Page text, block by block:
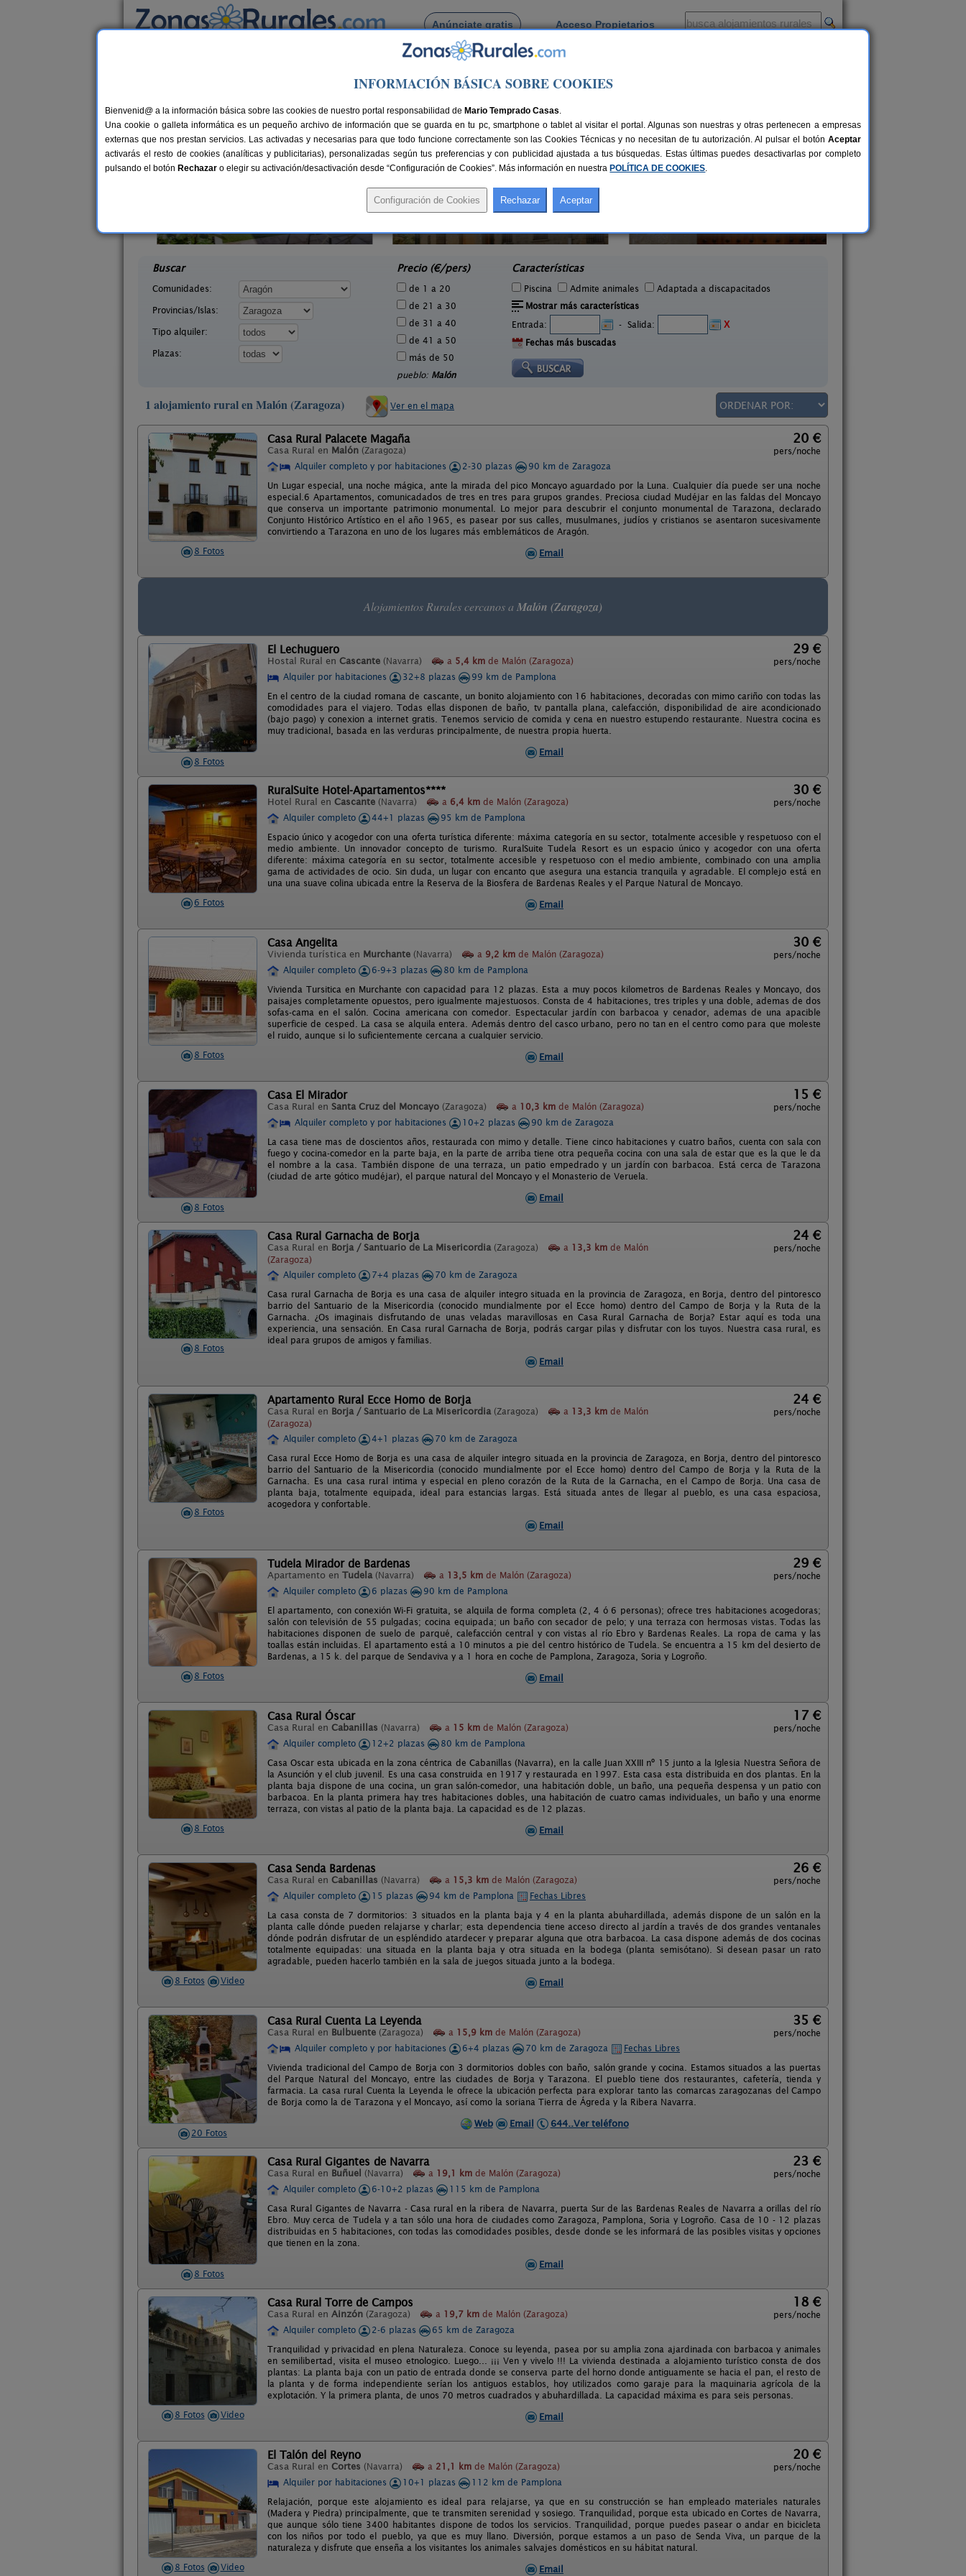
Anúnciate gratis Acceso Propietarios
Busca por pueblo
Casas Rurales en Malón
30 €
Casa La Iglesia
Buscar
Comunidades:
Provincias/Islas:
Tipo alquiler:
Plazas:
Precio (€/pers)
de 1 a 20
de 21 a 30
de 31 a 40
de 41 a 50
más de 50
pueblo: Malón
Características
Piscina Admite animales
Adaptada a discapacitados
Mostrar más características
Entrada:
- Salida:
X
Fechas más buscadas
1 alojamiento rural en Malón (Zaragoza) Ver en el mapa
8 Fotos
Casa Rural Palacete Magaña
Casa Rural en Malón (Zaragoza)
20 €
pers/noche
Alquiler completo y por habitaciones
2-30 plazas
90 km de Zaragoza
Un Lugar especial, una noche mágica, ante la mirada del pico Moncayo aguardado por la Luna. Cualquier día puede ser una noche
especial.6 Apartamentos, comunicadados de tres en tres para grupos grandes. Preciosa ciudad Mudéjar en las faldas del Moncayo
que conserva un importante patrimonio monumental. Lo mejor para descubrir el conjunto monumental de Tarazona, declarado
Conjunto Histórico Artístico en el año 1965, es pasear por sus calles, musulmanes, judíos y cristianos se asentaron sucesivamente
convirtiendo a Tarazona en uno de los lugares más emblemáticos de Aragón.
Email
Alojamientos Rurales cercanos a Malón (Zaragoza)
8 Fotos
El Lechuguero
Hostal Rural en Cascante (Navarra) a 5,4 km de Malón (Zaragoza)
29 €
pers/noche
Alquiler por habitaciones
32+8 plazas
99 km de Pamplona
En el centro de la ciudad romana de cascante, un bonito alojamiento con 16 habitaciones, decoradas con mimo cariño con todas las
comodidades para el viajero. Todas ellas disponen de baño, tv pantalla plana, calefacción, disponibilidad de aire acondicionado
(bajo pago) y conexion a internet gratis. Tenemos servicio de comida y cena en nuestro estupendo restaurante. Nuestra cocina es
muy tradicional, basada en las verduras principalmente, de nuestra propia huerta.
Email
6 Fotos
RuralSuite Hotel-Apartamentos****
Hotel Rural en Cascante (Navarra) a 6,4 km de Malón (Zaragoza)
30 €
pers/noche
Alquiler completo
44+1 plazas
95 km de Pamplona
Espacio único y acogedor con una oferta turística diferente: máxima categoría en su sector, totalmente accesible y respetuoso con el
medio ambiente. Un innovador concepto de turismo. RuralSuite Tudela Resort es un espacio único y acogedor con una oferta
diferente: máxima categoría en su sector, totalmente accesible y respetuoso con el medio ambiente, combinado con una amplia
gama de actividades de ocio. Sin duda, un lugar con encanto que asegura una estancia tranquila y agradable. El complejo está en
una una suave colina ubicada entre la Reserva de la Biosfera de Bardenas Reales y el Parque Natural de Moncayo.
Email
8 Fotos
Casa Angelita
Vivienda turística en Murchante (Navarra) a 9,2 km de Malón (Zaragoza)
30 €
pers/noche
Alquiler completo
6-9+3 plazas
80 km de Pamplona
Vivienda Tursitica en Murchante con capacidad para 12 plazas. Esta a muy pocos kilometros de Bardenas Reales y Moncayo, dos
paisajes completamente opuestos, pero igualmente majestuosos. Consta de 4 habitaciones, tres triples y una doble, ademas de dos
sofas-cama en el salón. Cocina americana con comedor. Espectacular jardín con barbacoa y cenador, ademas de una apacible
superficie de cesped. La casa se alquila entera. Además dentro del casco urbano, pero no tan en el centro como para que moleste
el ruido, aunque si lo suficientemente cercana a cualquier servicio.
Email
8 Fotos
Casa El Mirador
Casa Rural en Santa Cruz del Moncayo (Zaragoza) a 10,3 km de Malón (Zaragoza)
15 €
pers/noche
Alquiler completo y por habitaciones
10+2 plazas
90 km de Zaragoza
La casa tiene mas de doscientos años, restaurada con mimo y detalle. Tiene cinco habitaciones y cuatro baños, cuenta con sala con
fuego y cocina-comedor en la parte baja, en la parte de arriba tiene otra pequeña cocina con una sala de estar que es la que le da
el nombre a la casa. También dispone de una terraza, un patio empedrado y un jardín con barbacoa. Está cerca de Tarazona
(ciudad de arte gótico mudéjar), el parque natural del Moncayo y el Monasterio de Veruela.
Email
8 Fotos
Casa Rural Garnacha de Borja
Casa Rural en Borja / Santuario de La Misericordia (Zaragoza) a 13,3 km de Malón
(Zaragoza)
24 €
pers/noche
Alquiler completo 7+4 plazas
70 km de Zaragoza
Casa rural Garnacha de Borja es una casa de alquiler integro situada en la provincia de Zaragoza, en Borja, dentro del pintoresco
barrio del Santuario de la Misericordia (conocido mundialmente por el Ecce homo) dentro del Campo de Borja y la Ruta de la
Garnacha. ¿Os imaginais disfrutando de unas veladas maravillosas en Casa Rural Garnacha de Borja? Estar aquí es toda una
experiencia, una sensación. En Casa rural Garnacha de Borja, podrás cargar pilas y disfrutar con los tuyos. Nuestra casa rural, es
ideal para grupos de amigos y familias.
Email
8 Fotos
Apartamento Rural Ecce Homo de Borja
Casa Rural en Borja / Santuario de La Misericordia (Zaragoza) a 13,3 km de Malón
(Zaragoza)
24 €
pers/noche
Alquiler completo 4+1 plazas
70 km de Zaragoza
Casa rural Ecce Homo de Borja es una casa de alquiler integro situada en la provincia de Zaragoza, en Borja, dentro del pintoresco
barrio del Santuario de la Misericordia (conocido mundialmente por el Ecce homo) dentro del Campo de Borja y la Ruta de la
Garnacha. Es una casa rural intima y especial en pleno corazón de la Ruta de la Garnacha, en el Campo de Borja. Una casa de
planta baja, totalmente equipada, ideal para estancias largas. Está situada antes de llegar al pueblo, es una casa espaciosa,
acogedora y confortable.
Email
8 Fotos
Tudela Mirador de Bardenas
Apartamento en Tudela (Navarra) a 13,5 km de Malón (Zaragoza)
29 €
pers/noche
Alquiler completo
6 plazas
90 km de Pamplona
El apartamento, con conexión Wi-Fi gratuita, se alquila de forma completa (2, 4 ó 6 personas); ofrece tres habitaciones acogedoras;
salón con televisión de 55 pulgadas; cocina equipada; un baño con secador de pelo; y una terraza con hermosas vistas. Todas las
habitaciones disponen de suelo de parqué, calefacción central y con vistas al río Ebro y Bardenas Reales. La ropa de cama y las
toallas están incluidas. El apartamento está a 10 minutos a pie del centro histórico de Tudela. Se encuentra a 15 km del desierto de
Bardenas, a 15 k. del parque de Sendaviva y a 1 hora en coche de Pamplona, Zaragoza, Soria y Logroño.
Email
8 Fotos
Casa Rural Óscar
Casa Rural en Cabanillas (Navarra) a 15 km de Malón (Zaragoza)
17 €
pers/noche
Alquiler completo
12+2 plazas
80 km de Pamplona
Casa Oscar esta ubicada en la zona céntrica de Cabanillas (Navarra), en la calle Juan XXIII nº 15 junto a la Iglesia Nuestra Señora de
la Asunción y el club juvenil. Es una casa construida en 1917 y restaurada en 1997. Esta casa esta distribuida en dos plantas. En la
planta baja dispone de una cocina, un gran salón-comedor, una habitación doble, un baño, una pequeña despensa y un patio con
barbacoa. En la planta primera hay tres habitaciones dobles, una habitación de cuatro camas individuales, un baño y una enorme
terraza, con vistas al patio de la planta baja. La capacidad es de 12 plazas.
Email
8 Fotos Video
Casa Senda Bardenas
Casa Rural en Cabanillas (Navarra) a 15,3 km de Malón (Zaragoza)
26 €
pers/noche
Alquiler completo
15 plazas 94 km de Pamplona
Fechas Libres
La casa consta de 7 dormitorios: 3 situados en la planta baja y 4 en la planta abuhardillada, además dispone de un salón en la
planta calle dónde pueden relajarse y charlar; esta dependencia tiene acceso directo al jardín a través de dos grandes ventanales
dónde podrán disfrutar de un espléndido atardecer y preparar alguna que otra barbacoa. La casa dispone además de dos cocinas
totalmente equipadas: una situada en la planta baja y otra situada en la bodega (planta semisótano). Si desean pasar un rato
agradable, pueden hacerlo también en la sala de juegos situada junto a la bodega.
Email
20 Fotos
Casa Rural Cuenta La Leyenda
Casa Rural en Bulbuente (Zaragoza) a 15,9 km de Malón (Zaragoza)
35 €
pers/noche
Alquiler completo y por habitaciones
6+4 plazas 70 km de Zaragoza
Fechas Libres
Vivienda tradicional del Campo de Borja con 3 dormitorios dobles con baño, salón grande y cocina. Estamos situados a las puertas
del Parque Natural del Moncayo, entre las ciudades de Borja y Tarazona. El pueblo tiene dos restaurantes, cafetería, tienda y
farmacia. La casa rural Cuenta la Leyenda le ofrece la ubicación perfecta para explorar tanto las comarcas zaragozanas del Campo
de Borja como la de Tarazona y el Moncayo, así como la soriana Tierra de Ágreda y la Ribera Navarra.
Web
Email 644..Ver teléfono
8 Fotos
Casa Rural Gigantes de Navarra
Casa Rural en Buñuel (Navarra) a 19,1 km de Malón (Zaragoza)
23 €
pers/noche
Alquiler completo
6-10+2 plazas
115 km de Pamplona
Casa Rural Gigantes de Navarra - Casa rural en la ribera de Navarra, puerta Sur de las Bardenas Reales de Navarra a orillas del río
Ebro. Muy cerca de Tudela y a tan sólo una hora de ciudades como Zaragoza, Pamplona, Soria y Logroño. Casa de 10 - 12 plazas
distribuidas en 5 habitaciones, con todas las comodidades posibles, desde donde se les informará de las posibles visitas y opciones
que tienen en la zona.
Email
8 Fotos Video
Casa Rural Torre de Campos
Casa Rural en Ainzón (Zaragoza) a 19,7 km de Malón (Zaragoza)
18 €
pers/noche
Alquiler completo
2-6 plazas
65 km de Zaragoza
Tranquilidad y privacidad en plena Naturaleza. Conoce su leyenda, pasea por su amplia zona ajardinada con barbacoa y animales
en semilibertad, visita el museo etnologico. Luego... ¡¡¡ Ven y vivelo !!! La vivienda destinada a alojamiento turístico consta de dos
plantas: La planta baja con un patio de entrada donde se conserva parte del horno donde antiguamente se hacia el pan, el resto de
la planta y de forma independiente serían los antiguos establos, hoy utilizados como garaje para la maquinaria agrícola de la
explotación. Y la primera planta, de unos 70 metros cuadrados y abuhardillada. La capacidad máxima es para seis personas.
Email
8 Fotos Video
El Talón del Reyno
Casa Rural en Cortes (Navarra) a 21,1 km de Malón (Zaragoza)
20 €
pers/noche
Alquiler por habitaciones
10+1 plazas
112 km de Pamplona
Relajación, porque este alojamiento es ideal para relajarse, ya que en su construcción se han empleado materiales naturales
(Madera y Piedra) principalmente, que te transmiten serenidad y sosiego. Tranquilidad, porque esta ubicado en Cortes de Navarra,
que aunque sólo tiene 3400 habitantes dispone de todos los servicios. Tranquilidad, porque puedes pasear o andar en bicicleta
con los niños por todo el pueblo, ya que es muy llano. Diversión, porque estamos a un paso de Senda Viva, un parque de la
naturaleza y disfrute que enseña a los visitantes los animales salvajes domésticos en su hábitat natural.
Email
INFORMACIÓN BÁSICA SOBRE COOKIES
Bienvenid@ a la información básica sobre las cookies de nuestro portal responsabilidad de Mario Temprado Casas.
Una cookie o galleta informática es un pequeño archivo de información que se guarda en tu pc, smartphone o tablet al visitar el portal. Algunas son nuestras y otras pertenecen a empresas
externas que nos prestan servicios. Las activadas y necesarias para que todo funcione correctamente son las Cookies Técnicas y no necesitan de tu autorización. Al pulsar el botón Aceptar
activarás el resto de cookies (analíticas y publicitarias), personalizadas según tus preferencias y con publicidad ajustada a tus búsquedas. Estas últimas puedes desactivarlas por completo
pulsando el botón Rechazar o elegir su activación/desactivación desde “Configuración de Cookies”. Más información en nuestra POLÍTICA DE COOKIES.